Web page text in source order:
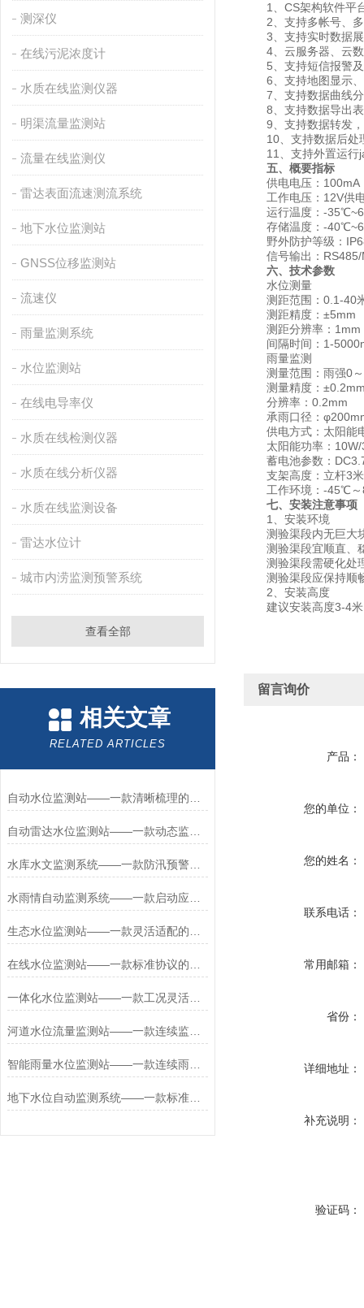
测深仪
在线污泥浓度计
水质在线监测仪器
明渠流量监测站
流量在线监测仪
雷达表面流速测流系统
地下水位监测站
GNSS位移监测站
流速仪
雨量监测系统
水位监测站
在线电导率仪
水质在线检测仪器
水质在线分析仪器
水质在线监测设备
雷达水位计
城市内涝监测预警系统
查看全部
相关文章
RELATED ARTICLES
水库水文监测系统——一款防汛预警的雨量水位监测站2026+派+送
一体化水位监测站——一款工况灵活调整的应急水位监测站2026+派+送
智能雨量水位监测站——一款连续雨情监测的果园雨量气象监测站2026+派+送
地下水位自动监测系统——一款标准信号输出的投入式水位监测站2026+派+送
1、CS架构软件平台
2、支持多帐号、多
3、支持实时数据展
4、云服务器、云数
5、支持短信报警及
6、支持地图显示、
7、支持数据曲线
8、支持数据导出表
9、支持数据转发，
10、支持数据后处
11、支持外置运行
五、概要指标
供电电压：100mA
工作电压：12V供
运行温度：-
存储温度：-
野外防护等级：
信号输出：RS485/
六、技术参数
水位测量
测距范围：0.1-40
测距精度：±5mm
测距分辨率：1mm
间隔时间：1-
雨量监测
测量范围：雨强0～
测量精度：
分辨率：0.2mm
承雨口径：
供电方式：太阳能
太阳能功率：10W/
蓄电池参数：
支架高度：立杆3
工作环境：-45℃～
七、安装注意事项
1、安装环境
测验渠段内无巨大块
测验渠段宜顺直、
测验渠段需硬化处
测验渠段应保持顺
2、安装高度
建议安装高度3-4米
留言询价
产品：
您的单位：
您的姓名：
联系电话：
常用邮箱：
省份：
详细地址：
补充说明：
验证码：